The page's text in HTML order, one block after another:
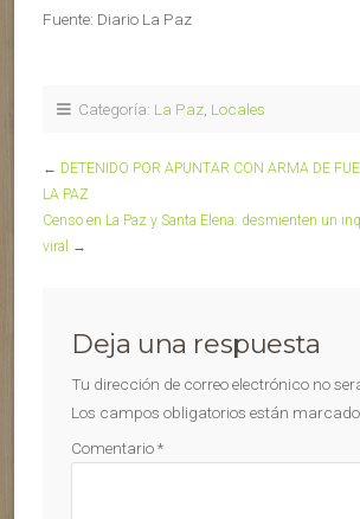
Fuente: Diario La Paz
Categoría: La Paz Locales
← DETENIDO POR APUNTAR CON ARMA DE
LA PAZ
Censo en La Paz y Santa Elena: desmienten un
viral
→
Deja una respuesta
Tu dirección de correo electrónico no
Los campos obligatorios están
Comentario*